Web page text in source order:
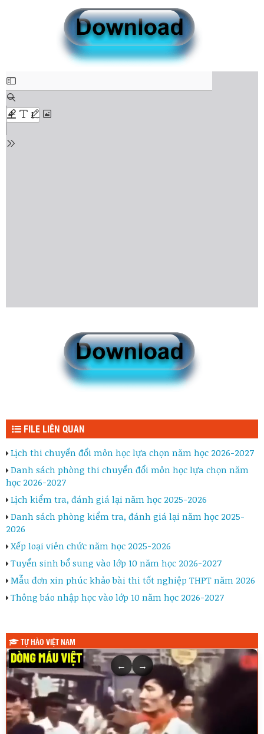
FILE LIÊN QUAN
Lịch thi chuyển đổi môn học lựa chọn năm học 2026-2027
Danh sách phòng thi chuyển đổi môn học lựa chọn năm
học 2026-2027
Lịch kiểm tra, đánh giá lại năm học 2025-2026
Danh sách phòng kiểm tra, đánh giá lại năm học 2025-
2026
Xếp loại viên chức năm học 2025-2026
Tuyển sinh bổ sung vào lớp 10 năm học 2026-2027
Mẫu đơn xin phúc khảo bài thi tốt nghiệp THPT năm 2026
Thông báo nhập học vào lớp 10 năm học 2026-2027
TỰ HÀO VIỆT NAM
← →